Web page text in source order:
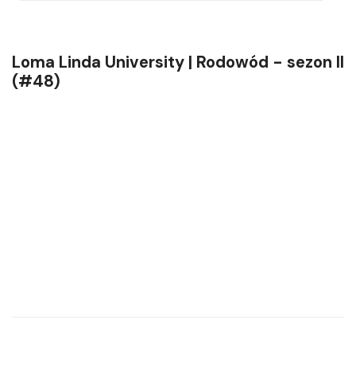
Loma Linda University | Rodowód - sezon II
(#48)